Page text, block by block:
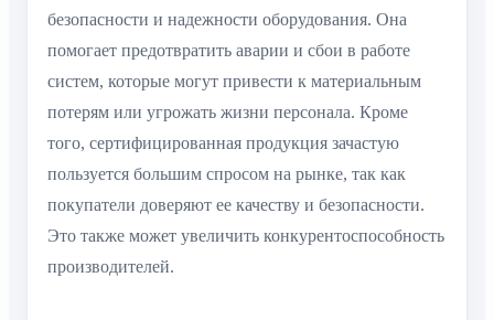
безопасности и надежности оборудования. Она
помогает предотвратить аварии и сбои в работе
систем, которые могут привести к материальным
потерям или угрожать жизни персонала. Кроме
того, сертифицированная продукция зачастую
пользуется большим спросом на рынке, так как
покупатели доверяют ее качеству и безопасности.
Это также может увеличить конкурентоспособность
производителей.